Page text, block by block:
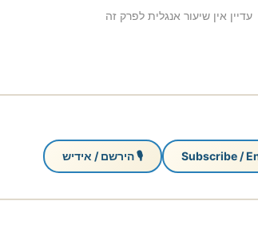
עדיין אין שיעור אנגלית לפרק זה
🎙 הירשם / אידיש